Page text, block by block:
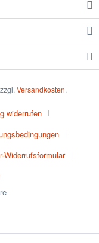
Versandkosten.
widerrufen
Widerrufsformular